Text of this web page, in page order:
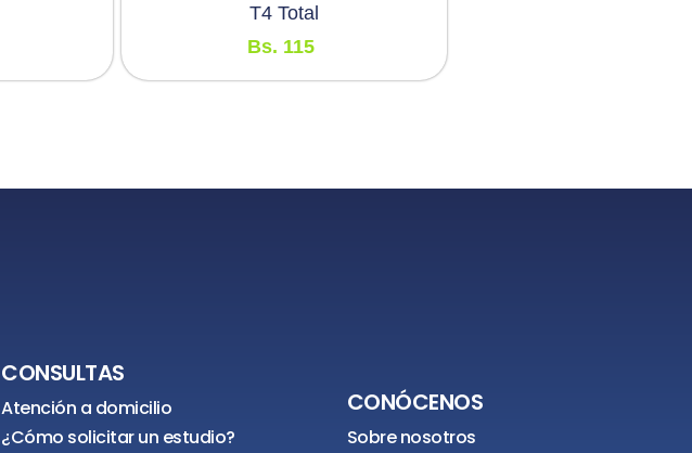
T4 Total
Bs. 115
CONSULTAS
Atención a domicilio
¿Cómo solicitar un estudio?
CONÓCENOS
Sobre nosotros